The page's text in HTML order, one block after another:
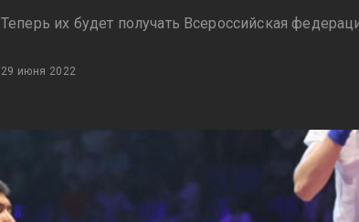
Теперь их будет получать Всероссийская
29 июня 2022